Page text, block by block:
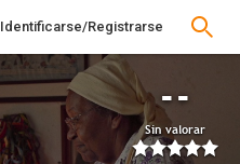
Identificarse/Registrarse
--
Sin valorar